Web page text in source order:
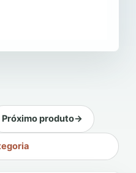
Próximo produto→